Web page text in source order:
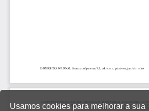
Usamos cookies para melhorar a sua